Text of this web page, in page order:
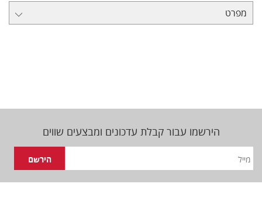
מפרט
הירשמו עבור קבלת עדכונים ומבצעים שווים